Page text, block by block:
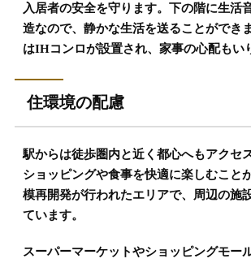
入居者の安全を守ります。下の階に生活
造なので、静かな生活を送ることができ
はIHコンロが設置され、家事の心配もい
住環境の配慮
駅からは徒歩圏内と近く都心へもアクセ
ショッピングや食事を快適に楽しむこと
模再開発が行われたエリアで、周辺の施
ています。
スーパーマーケットやショッピングモー